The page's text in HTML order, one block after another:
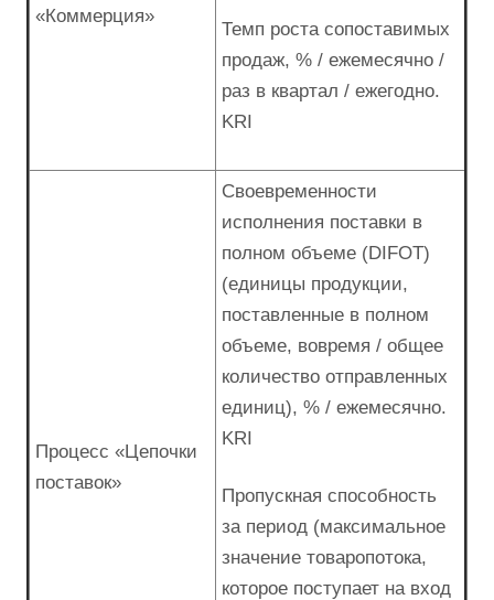
«Коммерция»
Темп роста сопоставимых
продаж, % / ежемесячно /
раз в квартал / ежегодно.
KRI
Процесс «Цепочки
поставок»
Своевременности
исполнения поставки в
полном объеме (DIFOT)
(единицы продукции,
поставленные в полном
объеме, вовремя / общее
количество отправленных
единиц), % / ежемесячно.
KRI
Пропускная способность
за период (максимальное
значение товаропотока,
которое поступает на вход